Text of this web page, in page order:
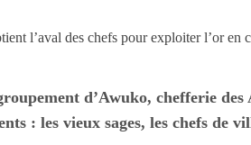
d’Awuko, chefferie
: les vieux sages, les chefs de